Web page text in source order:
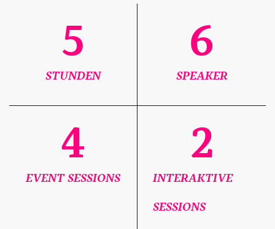
STUNDEN
5
SPEAKER
6
EVENT SESSIONS
4
INTERAKTIVE
SESSIONS
2